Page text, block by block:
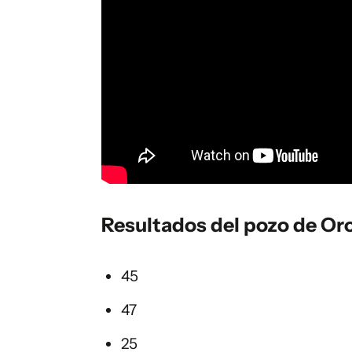
Resultados del pozo de
45
47
25